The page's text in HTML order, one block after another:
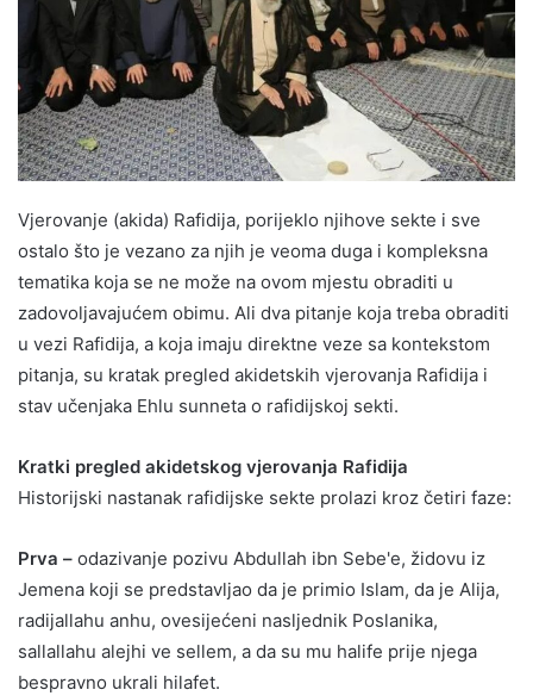
Vjerovanje (akida) Rafidija, porijeklo njihove sekte i sve
ostalo što je vezano za njih je veoma duga i kompleksna
tematika koja se ne može na ovom mjestu obraditi u
zadovoljavajućem obimu. Ali dva pitanje koja treba obraditi
u vezi Rafidija, a koja imaju direktne veze sa kontekstom
pitanja, su kratak pregled akidetskih vjerovanja Rafidija i
stav učenjaka Ehlu sunneta o rafidijskoj sekti.
Kratki pregled akidetskog vjerovanja Rafidija
Historijski nastanak rafidijske sekte prolazi kroz četiri faze:
Prva – odazivanje pozivu Abdullah ibn Sebe'e, židovu iz
Jemena koji se predstavljao da je primio Islam, da je Alija,
radijallahu anhu, ovesijećeni nasljednik Poslanika,
sallallahu alejhi ve sellem, a da su mu halife prije njega
bespravno ukrali hilafet.